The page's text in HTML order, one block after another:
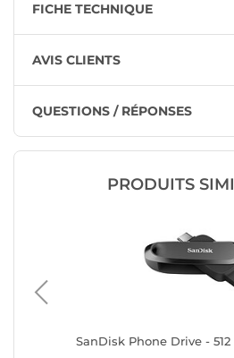
FICHE TECHNIQUE
AVIS CLIENTS
QUESTIONS / RÉPONSES
PRODUITS
SanDisk Phone Drive - 512